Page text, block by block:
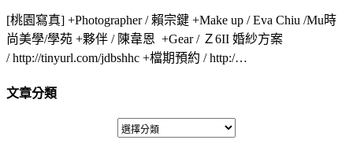
[桃園寫真] +Photographer / 賴宗鍵 +Make up / Eva Chiu /Mu時
尚美學/學苑 +夥伴 / 陳韋恩 +Gear / Ｚ6II 婚紗方案
/ http://tinyurl.com/jdbshhc +檔期預約 / http:/…
文章分類